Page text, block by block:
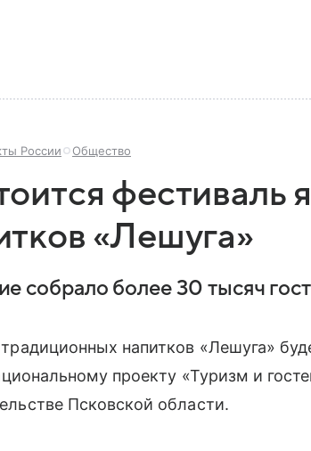
России Общество
фестиваль
«Лешуга»
собрало более 30 тысяч
напитков «Лешуга»
проекту «Туризм и
Псковской области.